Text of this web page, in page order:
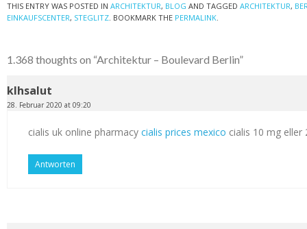
THIS ENTRY WAS POSTED IN ARCHITEKTUR, BLOG AND TAGGED ARCHITEKTUR,
EINKAUFSCENTER, STEGLITZ. BOOKMARK THE PERMALINK.
1.368 thoughts on “Architektur – Boulevard Berlin”
klhsalut
28. Februar 2020 at 09:20
cialis uk online pharmacy cialis prices mexico cialis 10 mg
Antworten